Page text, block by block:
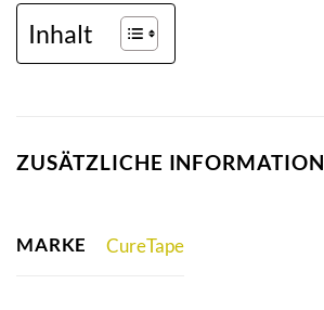
Inhalt
ZUSÄTZLICHE
MARKE CureTape